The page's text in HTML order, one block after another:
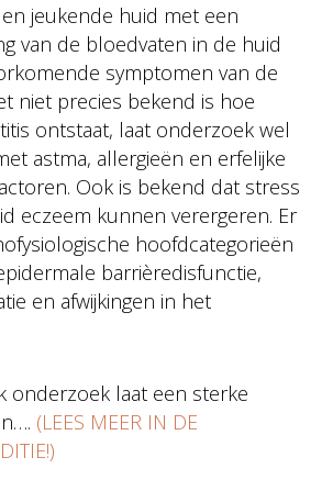
jeukende huid met een
van de bloedvaten in de huid
symptomen van de
niet precies bekend is hoe
ontstaat, laat onderzoek wel
astma, allergieën en erfelijke
Ook is bekend dat stress
eczeem kunnen verergeren. Er
hoofdcategorieën
barrièredisfunctie,
en afwijkingen in het
onderzoek laat een sterke
(LEES MEER IN DE